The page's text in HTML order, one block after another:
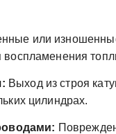
или
воспламенения
Выход из строя
цилиндрах.